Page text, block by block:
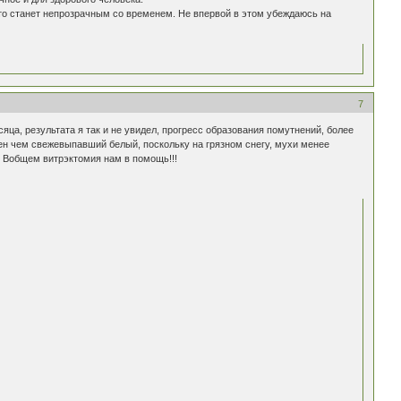
станет непрозрачным со временем. Не впервой в этом убеждаюсь на
7
результата я так и не увидел, прогресс образования помутнений, более
чем свежевыпавший белый, поскольку на грязном снегу, мухи менее
Вобщем витрэктомия нам в помощь!!!